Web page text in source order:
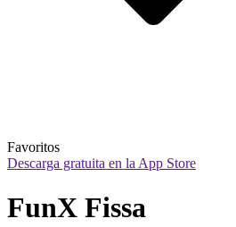
Favoritos
Descarga gratuita en la App Store
FunX Fissa